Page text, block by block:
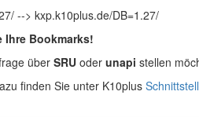
--> kxp.k10plus.de/DB=1.27/
Ihre Bookmarks!
überSRU oder unapi stellen
finden Sie unter K10plus